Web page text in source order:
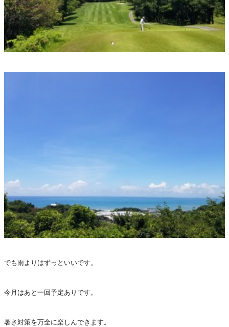
でも雨よりはずっといいです。
今月はあと一回予定ありです。
暑さ対策を万全に楽しんできます。